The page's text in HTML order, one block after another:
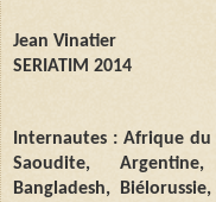
Jean Vinatier
SERIATIM 2014
Internautes : Afrique
Saoudite,
Bangladesh,